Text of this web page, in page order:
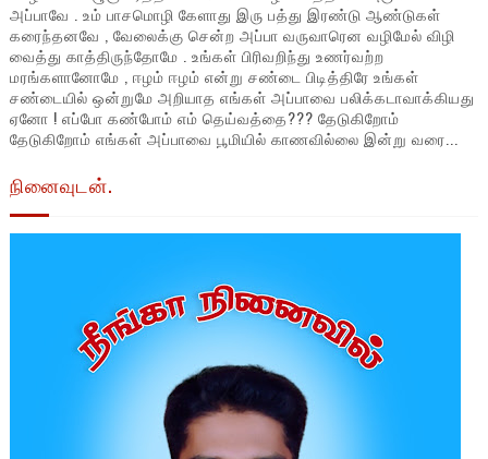
அப்பாவே . உம் பாசமொழி கேளாது இரு பத்து இரண்டு ஆண்டுகள்
கரைந்தனவே , வேலைக்கு சென்ற அப்பா வருவாரென வழிமேல் விழி
வைத்து காத்திருந்தோமே . உங்கள் பிரிவறிந்து உணர்வற்ற
மரங்களானோமே , ஈழம் ஈழம் என்று சண்டை பிடித்திரே உங்கள்
சண்டையில் ஒன்றுமே அறியாத எங்கள் அப்பாவை பலிக்கடாவாக்கியது
ஏனோ ! எப்போ கண்போம் எம் தெய்வத்தை??? தேடுகிறோம்
தேடுகிறோம் எங்கள் அப்பாவை பூமியில் காணவில்லை இன்று வரை...
நினைவுடன்.